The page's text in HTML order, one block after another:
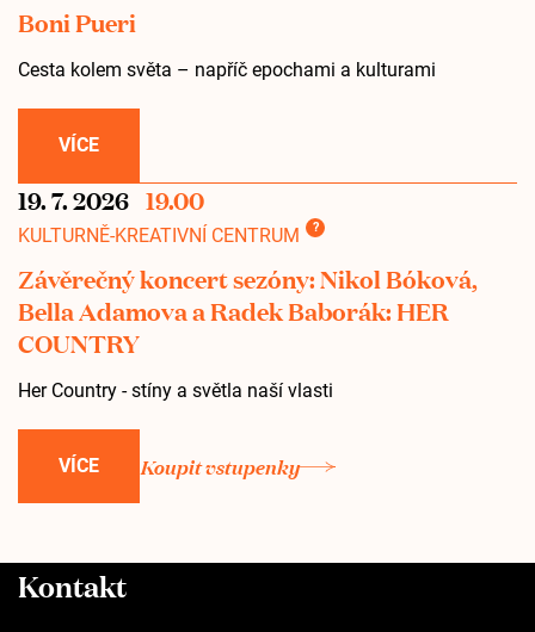
Boni Pueri
Cesta kolem světa – napříč epochami a kulturami
VÍCE
19. 7. 2026 19.00
KULTURNĚ-KREATIVNÍ CENTRUM ?
Závěrečný koncert sezóny: Nikol Bóková,
Bella Adamova a Radek Baborák: HER
COUNTRY
Her Country - stíny a světla naší vlasti
VÍCE Koupit vstupenky
Kontakt